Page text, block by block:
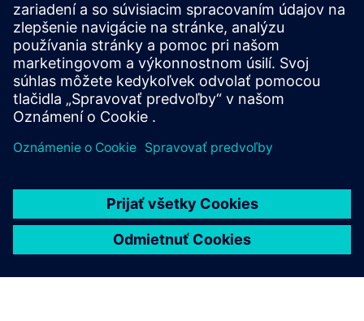
Service
Poskytuje službu pre produkt/riešenie Siemens Xcelerator,
ktorá pomáha zákazníkovi s jeho implementáciou,
integráciou, prevádzkou alebo údržbou.